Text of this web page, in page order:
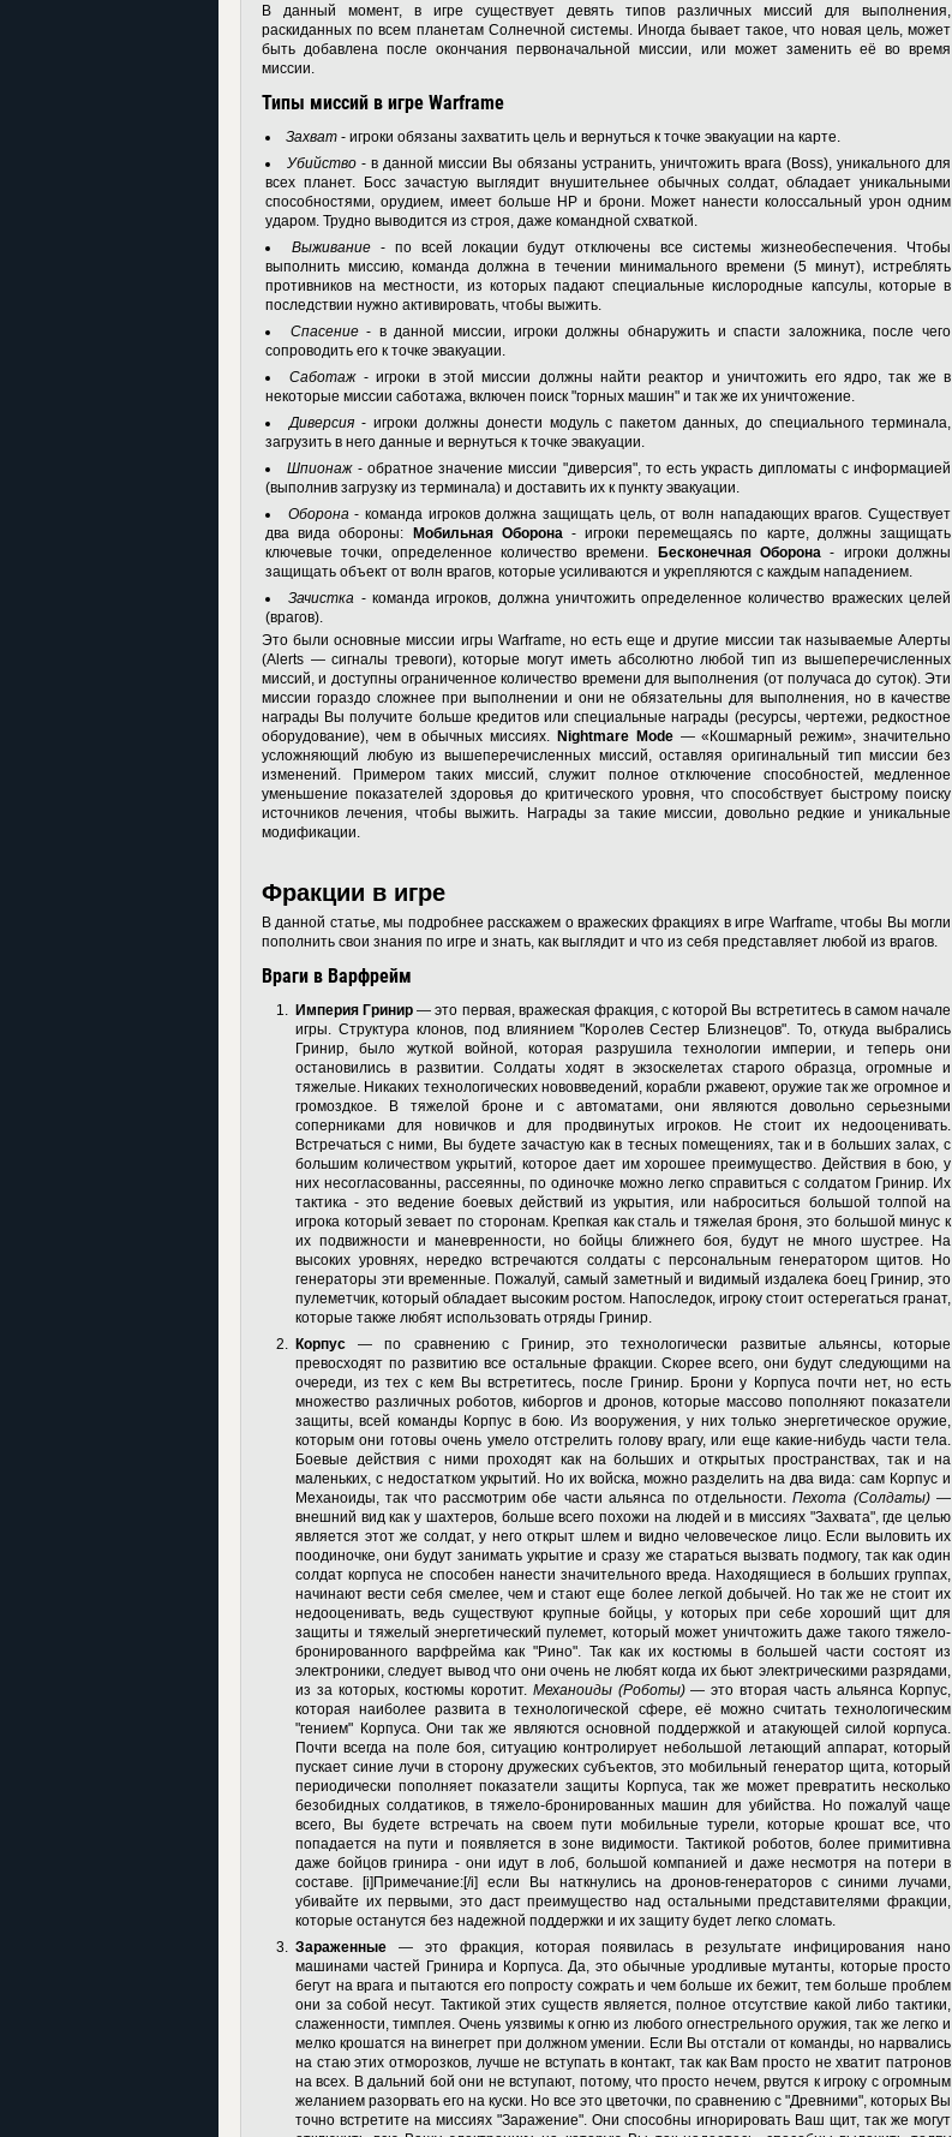
В данный момент, в игре существует девять типов различных миссий для выполнения,
раскиданных по всем планетам Солнечной системы. Иногда бывает такое, что новая цель, может
быть добавлена после окончания первоначальной миссии, или может заменить её во время
миссии.
Типы миссий в игре Warframe
Захват - игроки обязаны захватить цель и вернуться к точке эвакуации на карте.
Убийство - в данной миссии Вы обязаны устранить, уничтожить врага (Boss), уникального для
всех планет. Босс зачастую выглядит внушительнее обычных солдат, обладает уникальными
способностями, орудием, имеет больше HP и брони. Может нанести колоссальный урон одним
ударом. Трудно выводится из строя, даже командной схваткой.
Выживание- по всей локации будут отключены все системы жизнеобеспечения. Чтобы
выполнить миссию, команда должна в течении минимального времени (5 минут), истреблять
противников на местности, из которых падают специальные кислородные капсулы, которые в
последствии нужно активировать, чтобы выжить.
Спасение- в данной миссии, игроки должны обнаружить и спасти заложника, после чего
сопроводить его к точке эвакуации.
Саботаж- игроки в этой миссии должны найти реактор и уничтожить его ядро, так же в
некоторые миссии саботажа, включен поиск "горных машин" и так же их уничтожение.
Диверсия- игроки должны донести модуль с пакетом данных, до специального терминала,
загрузить в него данные и вернуться к точке эвакуации.
Шпионаж- обратное значение миссии "диверсия", то есть украсть дипломаты с информацией
(выполнив загрузку из терминала) и доставить их к пункту эвакуации.
Оборона - команда игроков должна защищать цель, от волн нападающих врагов. Существует
два вида обороны: Мобильная Оборона - игроки перемещаясь по карте, должны защищать
ключевые точки, определенное количество времени. Бесконечная Оборона - игроки должны
защищать объект от волн врагов, которые усиливаются и укрепляются с каждым нападением.
Зачистка - команда игроков, должна уничтожить определенное количество вражеских целей
(врагов).
Это были основные миссии игры Warframe, но есть еще и другие миссии так называемые Алерты
(Alerts — сигналы тревоги), которые могут иметь абсолютно любой тип из вышеперечисленных
миссий, и доступны ограниченное количество времени для выполнения (от получаса до суток). Эти
миссии гораздо сложнее при выполнении и они не обязательны для выполнения, но в качестве
награды Вы получите больше кредитов или специальные награды (ресурсы, чертежи, редкостное
оборудование), чем в обычных миссиях. Nightmare Mode— «Кошмарный режим», значительно
усложняющий любую из вышеперечисленных миссий, оставляя оригинальный тип миссии без
изменений. Примером таких миссий, служит полное отключение способностей, медленное
уменьшение показателей здоровья до критического уровня, что способствует быстрому поиску
источников лечения, чтобы выжить. Награды за такие миссии, довольно редкие и уникальные
модификации.
Фракции в игре
В данной статье, мы подробнее расскажем о вражеских фракциях в игре Warframe, чтобы Вы могли
пополнить свои знания по игре и знать, как выглядит и что из себя представляет любой из врагов.
Враги в Варфрейм
Империя Гринир — это первая, вражеская фракция, с которой Вы встретитесь в самом начале
игры. Структура клонов, под влиянием "Королев Сестер Близнецов". То, откуда выбрались
Гринир, было жуткой войной, которая разрушила технологии империи, и теперь они
остановились в развитии. Солдаты ходят в экзоскелетах старого образца, огромные и
тяжелые. Никаких технологических нововведений, корабли ржавеют, оружие так же огромное и
громоздкое. В тяжелой броне и с автоматами, они являются довольно серьезными
соперниками для новичков и для продвинутых игроков. Не стоит их недооценивать.
Встречаться с ними, Вы будете зачастую как в тесных помещениях, так и в больших залах, с
большим количеством укрытий, которое дает им хорошее преимущество. Действия в бою, у
них несогласованны, рассеянны, по одиночке можно легко справиться с солдатом Гринир. Их
тактика - это ведение боевых действий из укрытия, или наброситься большой толпой на
игрока который зевает по сторонам. Крепкая как сталь и тяжелая броня, это большой минус к
их подвижности и маневренности, но бойцы ближнего боя, будут не много шустрее. На
высоких уровнях, нередко встречаются солдаты с персональным генератором щитов. Но
генераторы эти временные. Пожалуй, самый заметный и видимый издалека боец Гринир, это
пулеметчик, который обладает высоким ростом. Напоследок, игроку стоит остерегаться гранат,
которые также любят использовать отряды Гринир.
Корпус — по сравнению с Гринир, это технологически развитые альянсы, которые
превосходят по развитию все остальные фракции. Скорее всего, они будут следующими на
очереди, из тех с кем Вы встретитесь, после Гринир. Брони у Корпуса почти нет, но есть
множество различных роботов, киборгов и дронов, которые массово пополняют показатели
защиты, всей команды Корпус в бою. Из вооружения, у них только энергетическое оружие,
которым они готовы очень умело отстрелить голову врагу, или еще какие-нибудь части тела.
Боевые действия с ними проходят как на больших и открытых пространствах, так и на
маленьких, с недостатком укрытий. Но их войска, можно разделить на два вида: сам Корпус и
Механоиды, так что рассмотрим обе части альянса по отдельности.Пехота (Солдаты)—
внешний вид как у шахтеров, больше всего похожи на людей и в миссиях "Захвата", где целью
является этот же солдат, у него открыт шлем и видно человеческое лицо. Если выловить их
поодиночке, они будут занимать укрытие и сразу же стараться вызвать подмогу, так как один
солдат корпуса не способен нанести значительного вреда. Находящиеся в больших группах,
начинают вести себя смелее, чем и стают еще более легкой добычей. Но так же не стоит их
недооценивать, ведь существуют крупные бойцы, у которых при себе хороший щит для
защиты и тяжелый энергетический пулемет, который может уничтожить даже такого тяжело-
бронированного варфрейма как "Рино". Так как их костюмы в большей части состоят из
электроники, следует вывод что они очень не любят когда их бьют электрическими разрядами,
из за которых, костюмы коротит. Механоиды (Роботы)— это вторая часть альянса Корпус,
которая наиболее развита в технологической сфере, её можно считать технологическим
"гением" Корпуса. Они так же являются основной поддержкой и атакующей силой корпуса.
Почти всегда на поле боя, ситуацию контролирует небольшой летающий аппарат, который
пускает синие лучи в сторону дружеских субъектов, это мобильный генератор щита, который
периодически пополняет показатели защиты Корпуса, так же может превратить несколько
безобидных солдатиков, в тяжело-бронированных машин для убийства. Но пожалуй чаще
всего, Вы будете встречать на своем пути мобильные турели, которые крошат все, что
попадается на пути и появляется в зоне видимости. Тактикой роботов, более примитивна
даже бойцов гринира - они идут в лоб, большой компанией и даже несмотря на потери в
составе. [i]Примечание:[/i] если Вы наткнулись на дронов-генераторов с синими лучами,
убивайте их первыми, это даст преимущество над остальными представителями фракции,
которые останутся без надежной поддержки и их защиту будет легко сломать.
Зараженные — это фракция, которая появилась в результате инфицирования нано
машинами частей Гринира и Корпуса. Да, это обычные уродливые мутанты, которые просто
бегут на врага и пытаются его попросту сожрать и чем больше их бежит, тем больше проблем
они за собой несут. Тактикой этих существ является, полное отсутствие какой либо тактики,
слаженности, тимплея. Очень уязвимы к огню из любого огнестрельного оружия, так же легко и
мелко крошатся на винегрет при должном умении. Если Вы отстали от команды, но нарвались
на стаю этих отморозков, лучше не вступать в контакт, так как Вам просто не хватит патронов
на всех. В дальний бой они не вступают, потому, что просто нечем, рвутся к игроку с огромным
желанием разорвать его на куски. Но все это цветочки, по сравнению с "Древними", которых Вы
точно встретите на миссиях "Заражение". Они способны игнорировать Ваш щит, так же могут